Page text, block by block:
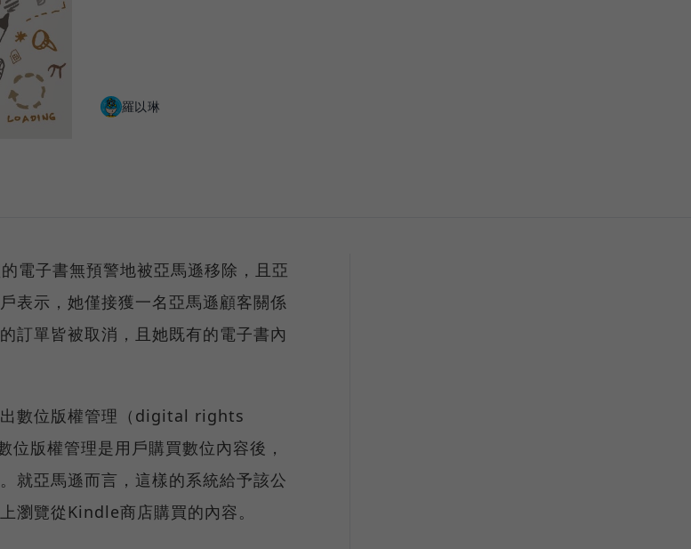
羅以琳
電子書無預警地被亞馬遜移除，且亞
表示，她僅接獲一名亞馬遜顧客關係
訂單皆被取消，且她既有的電子書內
出數位版權管理（digital rights
版權管理是用戶購買數位內容後，
就亞馬遜而言，這樣的系統給予該公
瀏覽從Kindle商店購買的內容。